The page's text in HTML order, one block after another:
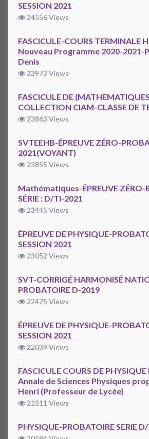
SESSION 2021
24556 Views
FASCICULE-COURS TERMINALE
Nouveau Programme 2020-2021-
Denis
23973 Views
FASCICULE DE
COLLECTION CIAM-CLASSE DE
23863 Views
SVTEEHB-ÉPREUVE ZÉRO-
2021(VOYANT)
23855 Views
Mathématiques-ÉPREUVE ZÉRO-
SÉRIE : D/TI-2021
23445 Views
ÉPREUVE DE PHYSIQUE-
SESSION 2021
23052 Views
SVT-CORRIGÉ HARMONISÉ
PROBATOIRE D-2019
22475 Views
ÉPREUVE DE PHYSIQUE-
SESSION 2021
22039 Views
FASCICULE COURS DE PHYSIQUE
Annale de Sciences Physiques
Henri (Professeur de Lycée)
21311 Views
PHYSIQUE-PROBATOIRE SERIE